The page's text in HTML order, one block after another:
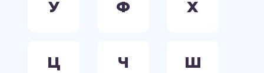
У Ф Х
Ц Ч Ш